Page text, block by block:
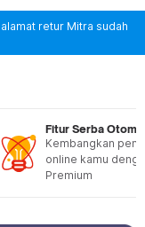
retur Mitra sudah
Fitur Serba
Kembangkan
online kamu
Premium